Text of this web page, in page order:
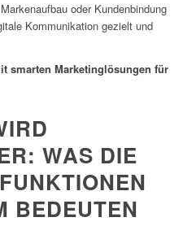
oder Kundenbindung
Kommunikation gezielt und
smarten Marketinglösungen für
WAS DIE
BEDEUTEN